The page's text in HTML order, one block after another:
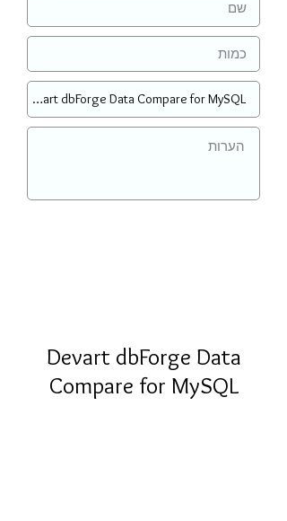
Devart dbForge Data
Compare for MySQL